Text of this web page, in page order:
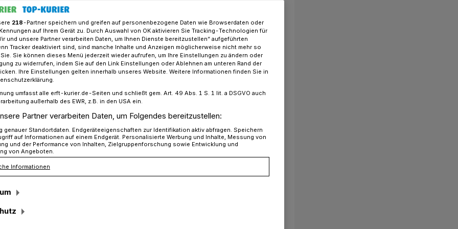
für Kapellen: Finale geplant
für
geplant
zugelost bekommen. Und dann auch
hat uns schon sehr gefreut“. Jürgen
Mannschaft des SC Kapellen, ist
X-Award“-Bambini-WM, die am 17.
stattfinden wird.
218-Partner speichern und greifen auf personenbezogene Daten wie Browserdaten oder
auf Ihrem Gerät zu. Durch Auswahl von OK aktivieren Sie Tracking-Technologien für
und unsere Partner verarbeiten Daten, um Ihnen Dienste bereitzustellen“ aufgeführten
Tracker deaktiviert sind, sind manche Inhalte und Anzeigen möglicherweise nicht mehr so
Sie können dieses Menü jederzeit wieder aufrufen, um Ihre Einstellungen zu ändern oder
zu widerrufen, indem Sie auf den Link Einstellungen oder Ablehnen am unteren Rand der
Ihre Einstellungen gelten innerhalb unseres Website. Weitere Informationen finden Sie in
umfasst alle erft-kurier.de-Seiten und schließt gem. Art. 49 Abs. 1 S. 1 lit. a DSGVO auch
außerhalb des EWR, z.B. in den USA ein.
Partner verarbeiten Daten, um Folgendes bereitzustellen:
genauer Standortdaten. Endgeräteeigenschaften zur Identifikation aktiv abfragen. Speichern
auf Informationen auf einem Endgerät. Personalisierte Werbung und Inhalte, Messung von
und der Performance von Inhalten, Zielgruppenforschung sowie Entwicklung und
von Angeboten.
Informationen